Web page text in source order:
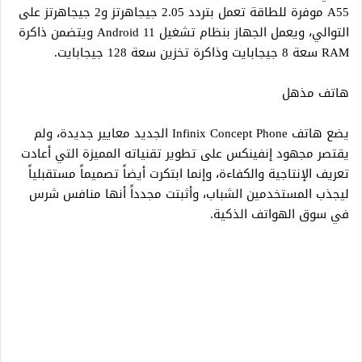
A55 موفرة للطاقة تعمل بتردد 2.05 جيجاهرتز و2 جيجاهرتز على
التوالي، ويعمل الجهاز بنظام تشغيل Android 11 ويتضمن ذاكرة
RAM سعة 8 جيجابايت وذاكرة تخزين سعة 128 جيجابايت.
هاتف مذهل
يضع هاتف Infinix Concept Phone الجديد معايير جديدة، ولم
يقتصر مجهود إنفينكس على تطوير تقنياته المميزة التي أعادت
تعريف الإنتاجية والكفاءة، وإنما ابتكرت أيضاً تصميماً مستقبلياً
ليجذب المستخدمين الشباب، وأثبتت مجدداً أنها منافس شرس
في سوق الهواتف الذكية.